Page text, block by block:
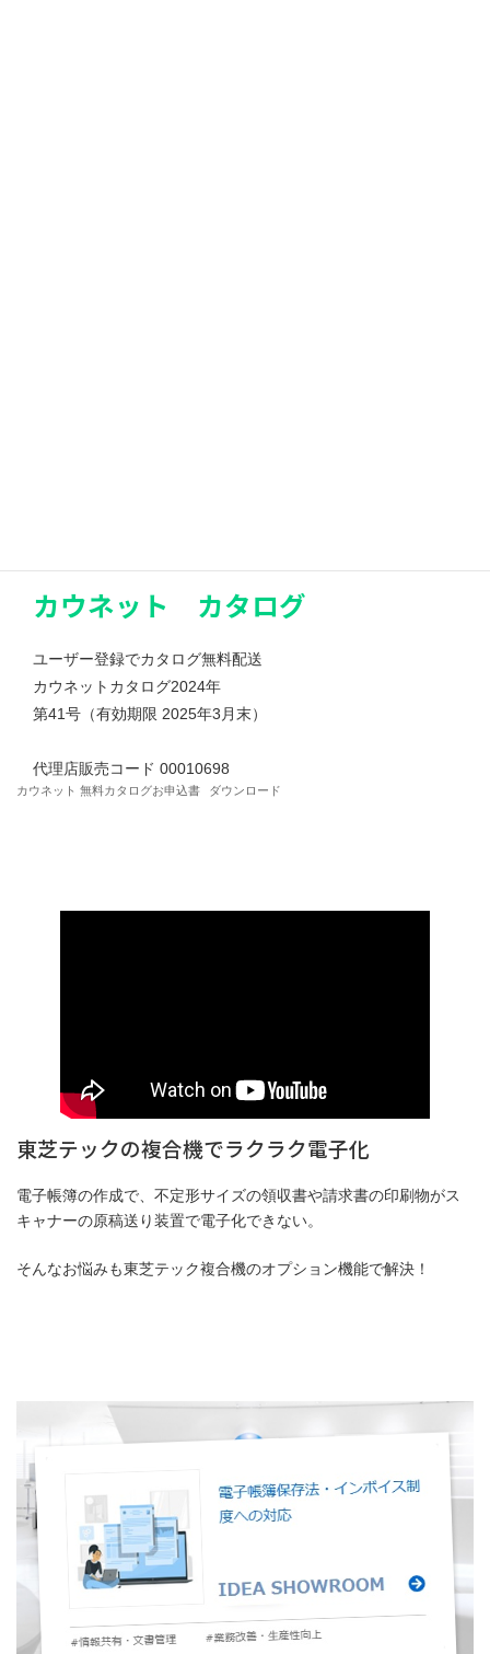
カウネット カタログ
ユーザー登録でカタログ無料配送
カウネットカタログ2024年
第41号（有効期限 2025年3月末）
代理店販売コード 00010698
カウネット 無料カタログお申込書 ダウンロード
東芝テックの複合機でラクラク電子化
電子帳簿の作成で、不定形サイズの領収書や請求書の印刷物がス
キャナーの原稿送り装置で電子化できない。
そんなお悩みも東芝テック複合機のオプション機能で解決！